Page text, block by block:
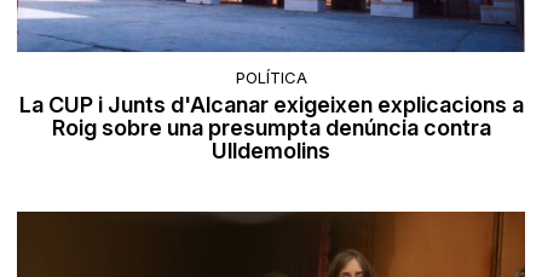
POLÍTICA
La CUP i Junts d'Alcanar exigeixen explicacions a
Roig sobre una presumpta denúncia contra
Ulldemolins